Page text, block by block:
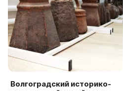
Волгоградский историко-